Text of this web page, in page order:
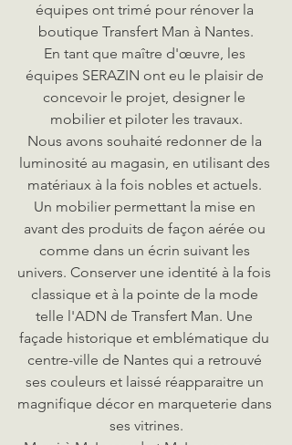
équipes ont trimé pour rénover la
boutique Transfert Man à Nantes.
En tant que maître d'œuvre, les
équipes SERAZIN ont eu le plaisir de
concevoir le projet, designer le
mobilier et piloter les travaux.
Nous avons souhaité redonner de la
luminosité au magasin, en utilisant des
matériaux à la fois nobles et actuels.
Un mobilier permettant la mise en
avant des produits de façon aérée ou
comme dans un écrin suivant les
univers. Conserver une identité à la fois
classique et à la pointe de la mode
telle l'ADN de Transfert Man. Une
façade historique et emblématique du
centre-ville de Nantes qui a retrouvé
ses couleurs et laissé réapparaitre un
magnifique décor en marqueterie dans
ses vitrines.